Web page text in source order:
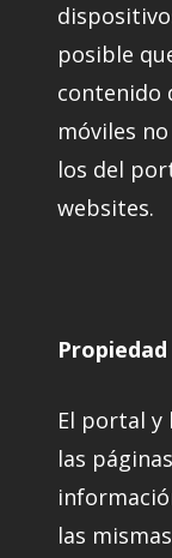
posible
contenido
móviles
los del
websites.
El portal y
las
las